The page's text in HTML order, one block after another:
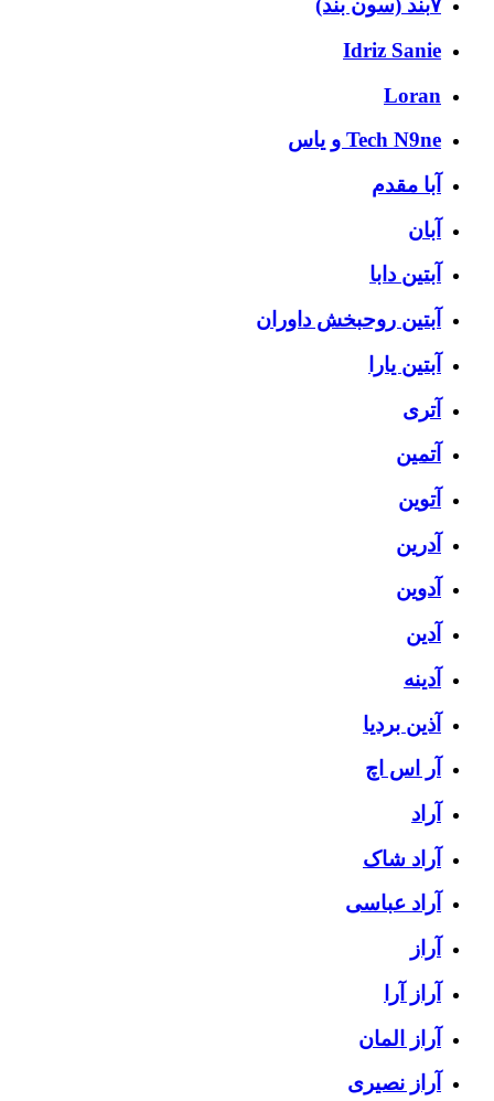
۷بند (سون بند)
Idriz Sanie
Loran
Tech N9ne و یاس
آبا مقدم
آبان
آبتین دابا
آبتین روحبخش داوران
آبتین یارا
آتری
آتمین
آتوین
آدرین
آدوین
آدین
آدینه
آذین بردیا
آر اس اچ
آراد
آراد شاک
آراد عباسی
آراز
آراز آرا
آراز المان
آراز نصیری